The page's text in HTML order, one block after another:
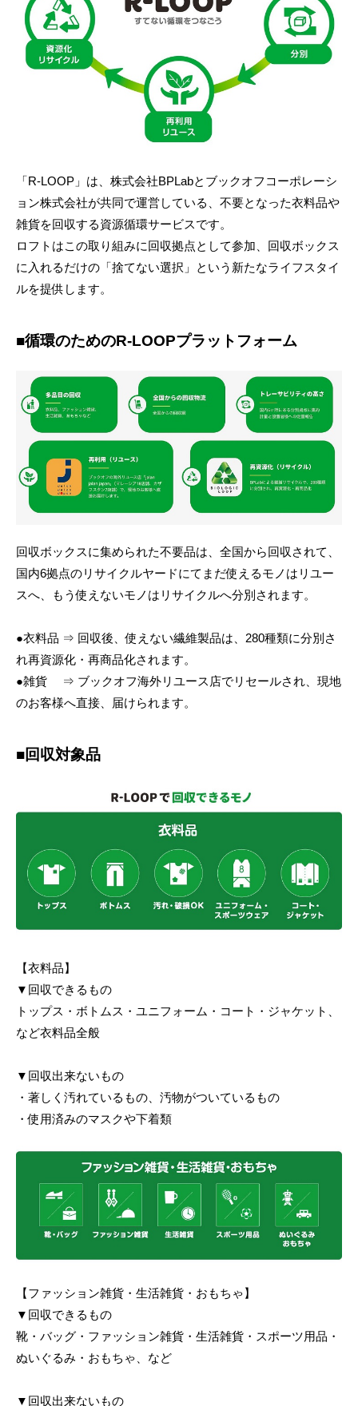
「R-LOOP」は、株式会社BPLabとブックオフコーポレーシ
ョン株式会社が共同で運営している、不要となった衣料品や
雑貨を回収する資源循環サービスです。
ロフトはこの取り組みに回収拠点として参加、回収ボックス
に入れるだけの「捨てない選択」という新たなライフスタイ
ルを提供します。
■循環のためのR-LOOPプラットフォーム
回収ボックスに集められた不要品は、全国から回収されて、
国内6拠点のリサイクルヤードにてまだ使えるモノはリユー
スへ、もう使えないモノはリサイクルへ分別されます。
●衣料品 ⇒ 回収後、使えない繊維製品は、280種類に分別さ
れ再資源化・再商品化されます。
●雑貨 ⇒ ブックオフ海外リユース店でリセールされ、現地
のお客様へ直接、届けられます。
■回収対象品
【衣料品】
▼回収できるもの
トップス・ボトムス・ユニフォーム・コート・ジャケット、
など衣料品全般
▼回収出来ないもの
・著しく汚れているもの、汚物がついているもの
・使用済みのマスクや下着類
【ファッション雑貨・生活雑貨・おもちゃ】
▼回収できるもの
靴・バッグ・ファッション雑貨・生活雑貨・スポーツ用品・
ぬいぐるみ・おもちゃ、など
▼回収出来ないもの